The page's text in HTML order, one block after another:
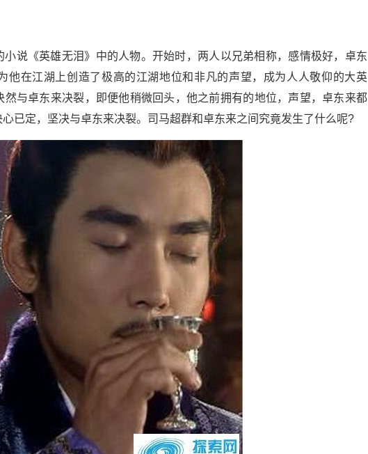
小说《英雄无泪》中的人物。开始时，两人以兄弟相称，感情极好，卓东
他在江湖上创造了极高的江湖地位和非凡的声望，成为人人敬仰的大英
与卓东来决裂，即便他稍微回头，他之前拥有的地位，声望，卓东来都
已定，坚决与卓东来决裂。司马超群和卓东来之间究竟发生了什么呢?